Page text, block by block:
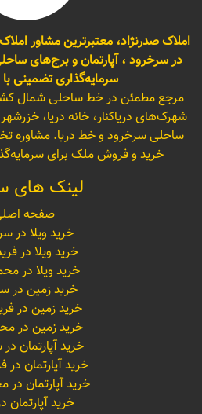
املاک صدرنژاد، معتبرترین مشاور
در سرخرود ، آپارتمان و برج‌های
سرمایه‌گذاری تضمینی
مرجع مطمئن در خط ساحلی شمال
شهرک‌های دریاکنار، خانه دریا،
ساحلی سرخرود و خط دریا. مشاوره
خرید و فروش ملک برای
لینک های
صفحه
خرید ویلا در
خرید ویلا در
خرید ویلا در
خرید زمین در
خرید زمین در
خرید زمین در
خرید آپارتمان
خرید آپارتمان در
خرید آپارتمان در
خرید آپارتمان